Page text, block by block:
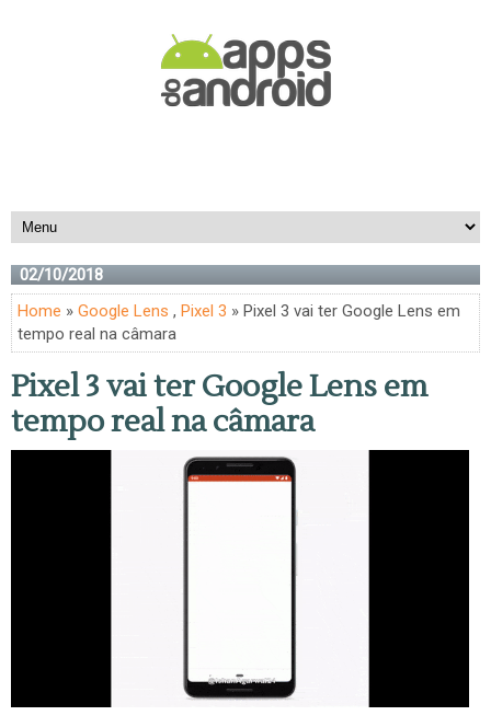
02/10/2018
Home » Google Lens , Pixel 3 » Pixel 3 vai ter Google Lens em
tempo real na câmara
Pixel 3 vai ter Google Lens em
tempo real na câmara